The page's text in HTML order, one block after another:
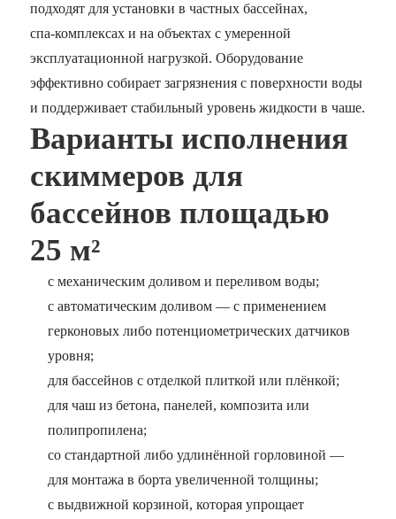
подходят для установки в частных бассейнах,
спа‑комплексах и на объектах с умеренной
эксплуатационной нагрузкой. Оборудование
эффективно собирает загрязнения с поверхности воды
и поддерживает стабильный уровень жидкости в чаше.
Варианты исполнения
скиммеров для
бассейнов площадью
25 м²
с механическим доливом и переливом воды;
с автоматическим доливом — с применением
герконовых либо потенциометрических датчиков
уровня;
для бассейнов с отделкой плиткой или плёнкой;
для чаш из бетона, панелей, композита или
полипропилена;
со стандартной либо удлинённой горловиной —
для монтажа в борта увеличенной толщины;
с выдвижной корзиной, которая упрощает